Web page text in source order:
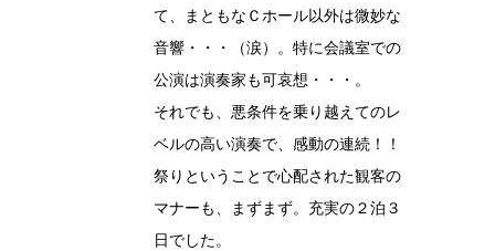
て、まともなＣホール以外は微妙な
音響・・・（涙）。特に会議室での
公演は演奏家も可哀想・・・。
それでも、悪条件を乗り越えてのレ
ベルの高い演奏で、感動の連続！！
祭りということで心配された観客の
マナーも、まずまず。充実の２泊３
日でした。